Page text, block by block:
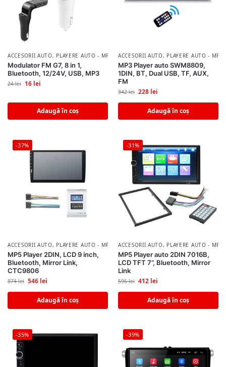
ACCESORII AUTO, PLAYERE AUTO - MP3/MP5 PLAYER
Modulator FM G7, 8 in 1,
Bluetooth, 12/24V, USB, MP3
24lei 16 lei
Adaugă în coș
ACCESORII AUTO, PLAYERE AUTO -
MP3 Player auto SWM8809,
1DIN, BT, Dual USB, TF, AUX,
FM
342lei 228 lei
Adaugă în coș
-37%
ACCESORII AUTO, PLAYERE AUTO - MP3/MP5 PLAYER
MP5 Player 2DIN, LCD 9 inch,
Bluetooth, Mirror Link,
CTC9806
874lei 546 lei
Adaugă în coș
-31%
ACCESORII AUTO, PLAYERE AUTO -
MP5 Player auto 2DIN 7016B,
LCD TFT 7”, Bluetooth, Mirror
Link
596lei 412 lei
Adaugă în coș
-35% -39%